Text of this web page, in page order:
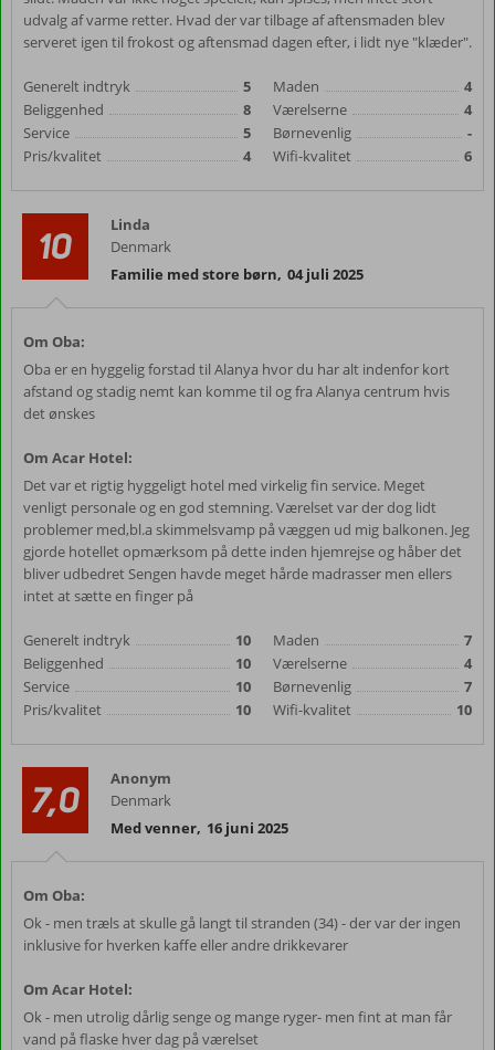
udvalg af varme retter. Hvad der var tilbage af aftensmaden blev
serveret igen til frokost og aftensmad dagen efter, i lidt nye "klæder".
Generelt indtryk
5
Beliggenhed
8
Service
5
Pris/kvalitet
4
Maden
4
Værelserne
4
Børnevenlig
-
Wifi-kvalitet
6
10
Linda
Denmark
Familie med store børn, 04 juli 2025
Om Oba:
Oba er en hyggelig forstad til Alanya hvor du har alt indenfor kort
afstand og stadig nemt kan komme til og fra Alanya centrum hvis
det ønskes
Om Acar Hotel:
Det var et rigtig hyggeligt hotel med virkelig fin service. Meget
venligt personale og en god stemning. Værelset var der dog lidt
problemer med,bl.a skimmelsvamp på væggen ud mig balkonen. Jeg
gjorde hotellet opmærksom på dette inden hjemrejse og håber det
bliver udbedret Sengen havde meget hårde madrasser men ellers
intet at sætte en finger på
Generelt indtryk
10
Beliggenhed
10
Service
10
Pris/kvalitet
10
Maden
7
Værelserne
4
Børnevenlig
7
Wifi-kvalitet
10
7,0
Anonym
Denmark
Med venner, 16 juni 2025
Om Oba:
Ok - men træls at skulle gå langt til stranden (34) - der var der ingen
inklusive for hverken kaffe eller andre drikkevarer
Om Acar Hotel:
Ok - men utrolig dårlig senge og mange ryger- men fint at man får
vand på flaske hver dag på værelset